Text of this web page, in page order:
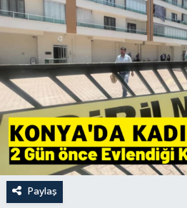
Paylaş
EĞİTİM
İLÇE HABERLERİ
KÜLTÜR-SANAT
KSÜ
DÜNYA
ROPORTAJ
Haber Arşivi